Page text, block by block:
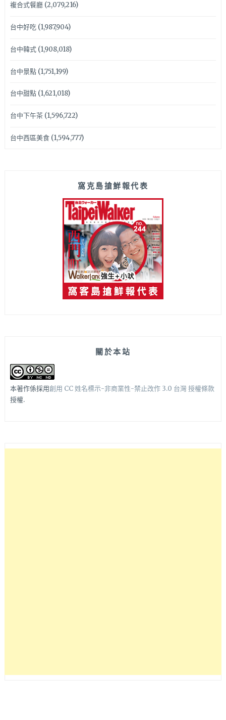
複合式餐廳(2,079,216)
台中好吃(1,987,904)
台中韓式(1,908,018)
台中景點(1,751,199)
台中甜點(1,621,018)
台中下午茶(1,596,722)
台中西區美食(1,594,777)
窩克島搶鮮報代表
關於本站
本著作係採用創用 CC 姓名標示-非商業性-禁止改作 3.0 台灣 授權條款
授權.